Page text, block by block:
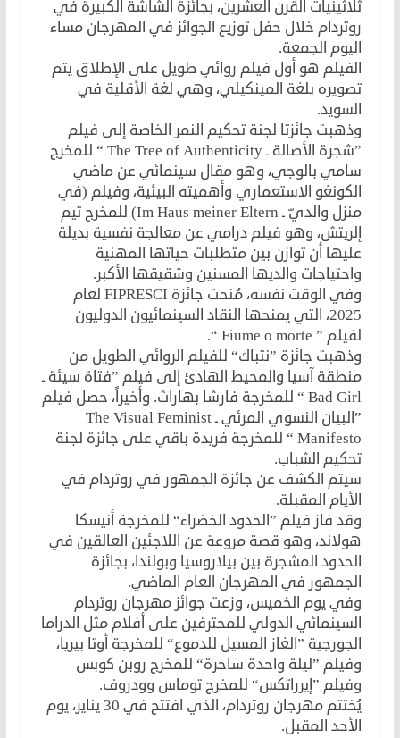
ثلاثينيات القرن العشرين، بجائزة الشاشة الكبيرة في
روتردام خلال حفل توزيع الجوائز في المهرجان مساء
اليوم الجمعة.
الفيلم هو أول فيلم روائي طويل على الإطلاق يتم
تصويره بلغة المينكيلي، وهي لغة الأقلية في
السويد.
وذهبت جائزتا لجنة تحكيم النمر الخاصة إلى فيلم
”شجرة الأصالة ـ The Tree of Authenticity “ للمخرج
سامي بالوجي، وهو مقال سينمائي عن ماضي
الكونغو الاستعماري وأهميته البيئية، وفيلم (في
منزل والديّ ـ Im Haus meiner Eltern) للمخرج تيم
إلريتش، وهو فيلم درامي عن معالجة نفسية بديلة
عليها أن توازن بين متطلبات حياتها المهنية
واحتياجات والديها المسنين وشقيقها الأكبر.
وفي الوقت نفسه، مُنحت جائزة FIPRESCI لعام
2025، التي يمنحها النقاد السينمائيون الدوليون
لفيلم ” Fiume o morte “.
وذهبت جائزة ”نتباك“ للفيلم الروائي الطويل من
منطقة آسيا والمحيط الهادئ إلى فيلم ”فتاة سيئة ـ
Bad Girl “ للمخرجة فارشا بهاراث. وأخيراً، حصل فيلم
”البيان النسوي المرئي ـ The Visual Feminist
Manifesto “ للمخرجة فريدة باقي على جائزة لجنة
تحكيم الشباب.
سيتم الكشف عن جائزة الجمهور في روتردام في
الأيام المقبلة.
وقد فاز فيلم ”الحدود الخضراء“ للمخرجة أنيسكا
هولاند، وهو قصة مروعة عن اللاجئين العالقين في
الحدود المشجرة بين بيلاروسيا وبولندا، بجائزة
الجمهور في المهرجان العام الماضي.
وفي يوم الخميس، وزعت جوائز مهرجان روتردام
السينمائي الدولي للمحترفين على أفلام مثل الدراما
الجورجية ”الغاز المسيل للدموع“ للمخرجة أوتا بيريا،
وفيلم ”ليلة واحدة ساحرة“ للمخرج روبن كوبس
وفيلم ”إيرراتكس“ للمخرج توماس وودروف.
يُختتم مهرجان روتردام، الذي افتتح في 30 يناير، يوم
الأحد المقبل.